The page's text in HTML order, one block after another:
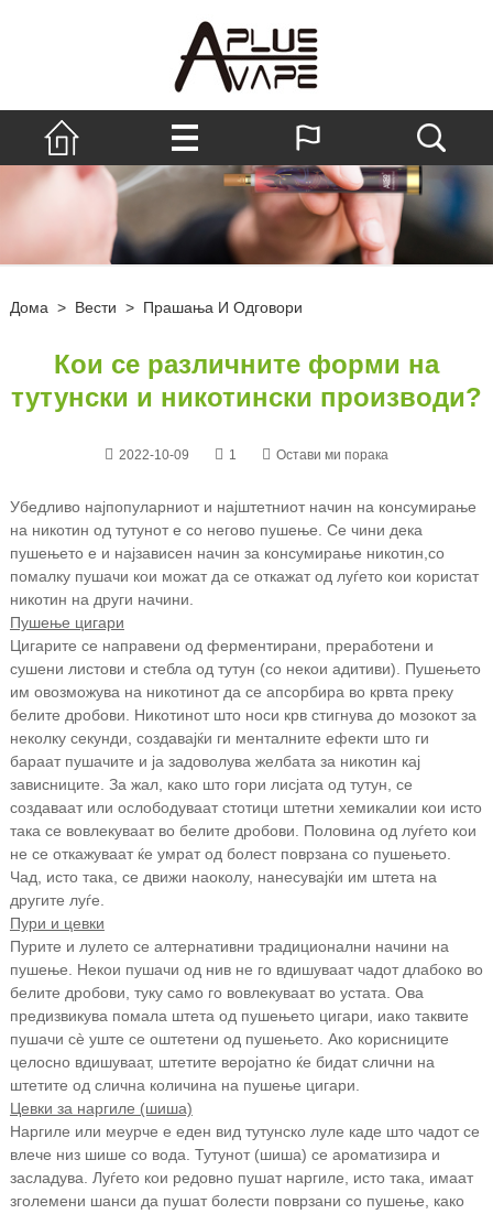
Дома > Вести > Прашања И Одговори
Кои се различните форми на
тутунски и никотински производи?
2022-10-09 1 Остави ми порака
Убедливо најпопуларниот и најштетниот начин на консумирање
на никотин од тутунот е со негово пушење. Се чини дека
пушењето е и најзависен начин за консумирање никотин, со
помалку пушачи кои можат да се откажат од луѓето кои користат
никотин на други начини.
Пушење цигари
Цигарите се направени од ферментирани, преработени и
сушени листови и стебла од тутун (со некои адитиви). Пушењето
им овозможува на никотинот да се апсорбира во крвта преку
белите дробови. Никотинот што носи крв стигнува до мозокот за
неколку секунди, создавајќи ги менталните ефекти што ги
бараат пушачите и ја задоволува желбата за никотин кај
зависниците. За жал, како што гори лисјата од тутун, се
создаваат или ослободуваат стотици штетни хемикалии кои исто
така се вовлекуваат во белите дробови. Половина од луѓето кои
не се откажуваат ќе умрат од болест поврзана со пушењето.
Чад, исто така, се движи наоколу, нанесувајќи им штета на
другите луѓе.
Пури и цевки
Пурите и лулето се алтернативни традиционални начини на
пушење. Некои пушачи од нив не го вдишуваат чадот длабоко во
белите дробови, туку само го вовлекуваат во устата. Ова
предизвикува помала штета од пушењето цигари, иако таквите
пушачи сè уште се оштетени од пушењето. Ако корисниците
целосно вдишуваат, штетите веројатно ќе бидат слични на
штетите од слична количина на пушење цигари.
Цевки за наргиле (шиша)
Наргиле или меурче е еден вид тутунско луле каде што чадот се
влече низ шише со вода. Тутунот (шиша) се ароматизира и
засладува. Луѓето кои редовно пушат наргиле, исто така, имаат
зголемени шанси да пушат болести поврзани со пушење, како